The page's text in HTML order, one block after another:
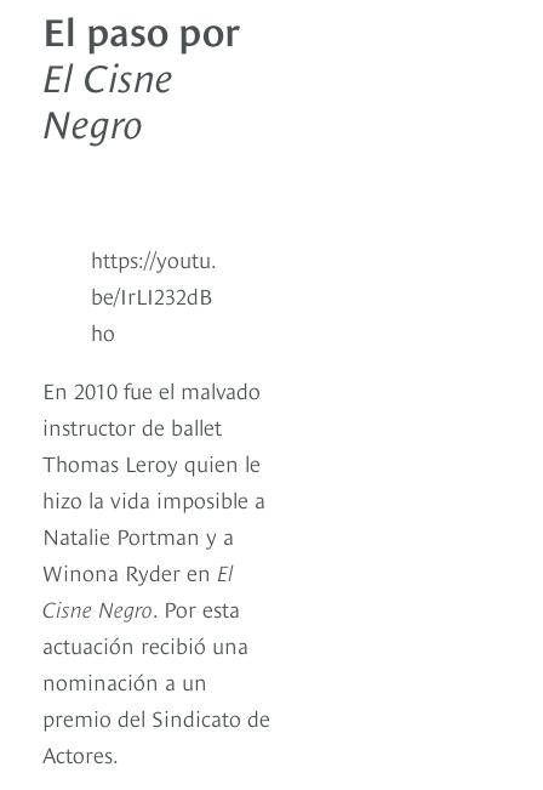
El paso por
El Cisne
Negro
https://youtu.
be/IrLI232dB
ho
En 2010 fue el malvado
instructor de ballet
Thomas Leroy quien le
hizo la vida imposible a
Natalie Portman y a
Winona Ryder en El
Cisne Negro . Por esta
actuación recibió una
nominación a un
premio del Sindicato de
Actores.